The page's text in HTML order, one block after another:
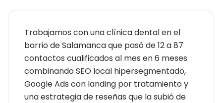
Trabajamos con una clínica dental en el
barrio de Salamanca que pasó de 12 a 87
contactos cualificados al mes en 6 meses
combinando SEO local hipersegmentado,
Google Ads con landing por tratamiento y
una estrategia de reseñas que la subió de